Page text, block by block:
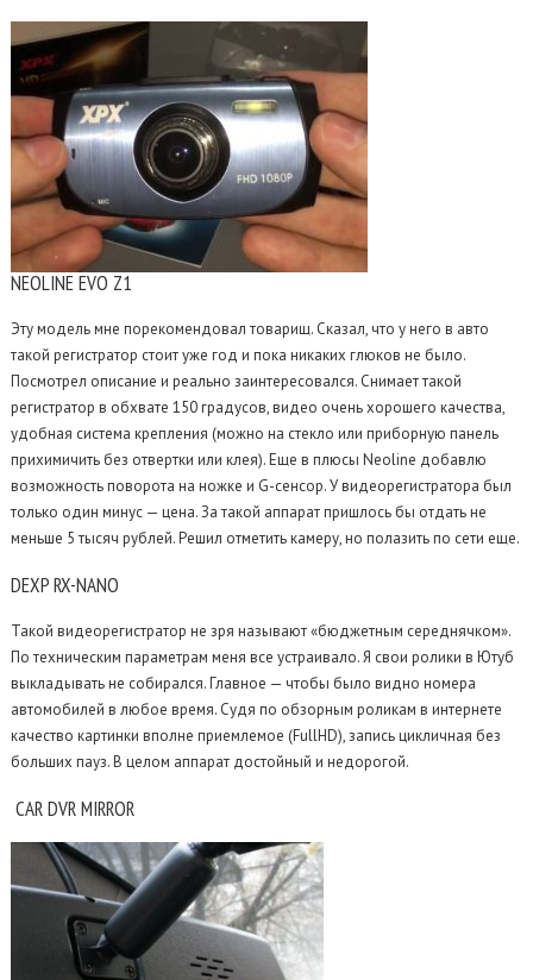
NEOLINE EVO Z1
Эту модель мне порекомендовал товарищ. Сказал, что у него в авто
такой регистратор стоит уже год и пока никаких глюков не было.
Посмотрел описание и реально заинтересовался. Снимает такой
регистратор в обхвате 150 градусов, видео очень хорошего качества,
удобная система крепления (можно на стекло или приборную панель
прихимичить без отвертки или клея). Еще в плюсы Neoline добавлю
возможность поворота на ножке и G-сенсор. У видеорегистратора был
только один минус — цена. За такой аппарат пришлось бы отдать не
меньше 5 тысяч рублей. Решил отметить камеру, но полазить по сети еще.
DEXPRX-NANO
Такой видеорегистратор не зря называют «бюджетным середнячком».
По техническим параметрам меня все устраивало. Я свои ролики в Ютуб
выкладывать не собирался. Главное — чтобы было видно номера
автомобилей в любое время. Судя по обзорным роликам в интернете
качество картинки вполне приемлемое (FullHD), запись цикличная без
больших пауз. В целом аппарат достойный и недорогой.
CARDVR MIRROR